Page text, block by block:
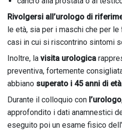
Rivolgersi all’urologo di
le età, sia per i maschi che per
casi in cui si riscontrino sintomi
Inoltre, la visita urologica
preventiva, fortemente
abbiano superato i 45 anni di
Durante il colloquio con l’urologo
approfondito i dati anamnestici
eseguito poi un esame fisico